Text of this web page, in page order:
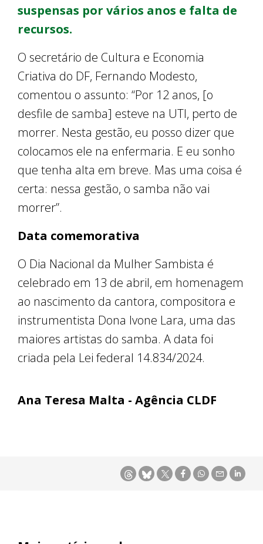
suspensas por vários anos e falta de
recursos.
O secretário de Cultura e Economia
Criativa do DF, Fernando Modesto,
comentou o assunto: “Por 12 anos, [o
desfile de samba] esteve na UTI, perto de
morrer. Nesta gestão, eu posso dizer que
colocamos ele na enfermaria. E eu sonho
que tenha alta em breve. Mas uma coisa é
certa: nessa gestão, o samba não vai
morrer”.
Data comemorativa
O Dia Nacional da Mulher Sambista é
celebrado em 13 de abril, em homenagem
ao nascimento da cantora, compositora e
instrumentista Dona Ivone Lara, uma das
maiores artistas do samba. A data foi
criada pela Lei federal 14.834/2024.
Ana Teresa Malta - Agência CLDF